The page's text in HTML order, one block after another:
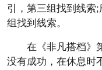
引，第三组找到线索
组找到线索。
在《非凡搭档》
没有成功，在休息时